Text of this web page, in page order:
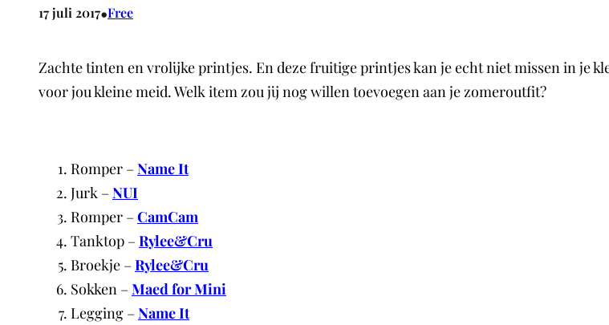
17 juli 2017•Free
Zachte tinten en vrolijke printjes. En deze fruitige printjes kan je echt niet missen in je
voor jou kleine meid. Welk item zou jij nog willen toevoegen aan je zomeroutfit?
Romper –Name It
Jurk –NUI
Romper –CamCam
Tanktop –Rylee&Cru
Broekje –Rylee&Cru
Sokken –Maed for Mini
Legging –Name It